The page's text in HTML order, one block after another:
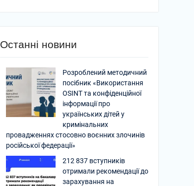
Останні новини
Розроблений методичний
посібник «Використання
OSINT та конфіденційної
інформації про
українських дітей у
кримінальних
провадженнях стосовно воєнних злочинів
російської федерації»
212 837 вступників
отримали рекомендації до
зарахування на